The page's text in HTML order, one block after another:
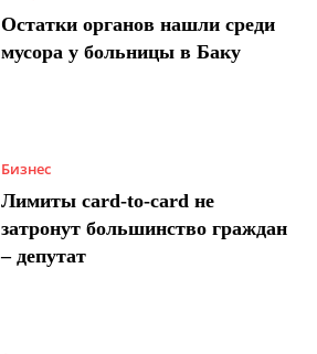
Остатки органов нашли среди
мусора у больницы в Баку
Бизнес
Лимиты card-to-card не
затронут большинство граждан
– депутат